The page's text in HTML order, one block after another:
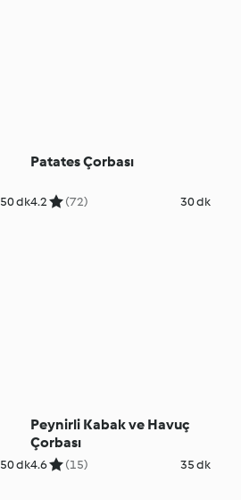
50 dk
Patates Çorbası
4.2 (72) 30 dk
50 dk
Peynirli Kabak ve Havuç
Çorbası
4.6 (15) 35 dk